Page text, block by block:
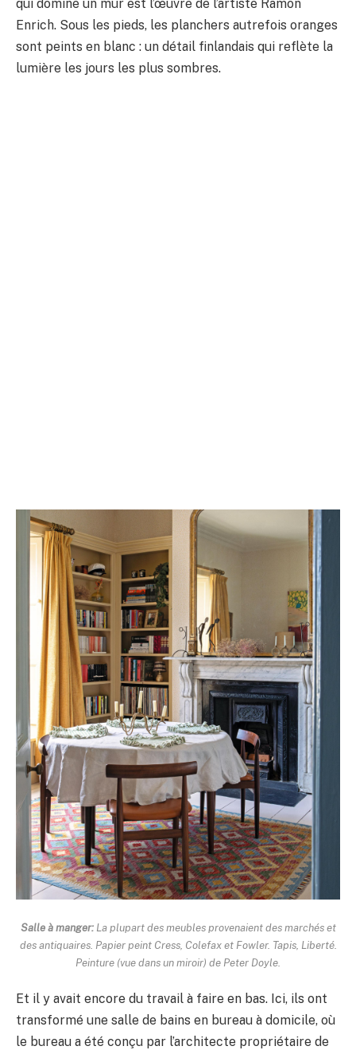
qui domine un mur est l’œuvre de l’artiste Ramon
Enrich. Sous les pieds, les planchers autrefois oranges
sont peints en blanc : un détail finlandais qui reflète la
lumière les jours les plus sombres.
Salle à manger:La plupart des meubles provenaient des marchés et
des antiquaires. Papier peint Cress, Colefax et Fowler. Tapis, Liberté.
Peinture (vue dans un miroir) de Peter Doyle.
Et il y avait encore du travail à faire en bas. Ici, ils ont
transformé une salle de bains en bureau à domicile, où
le bureau a été conçu par l’architecte propriétaire de